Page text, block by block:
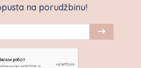
na porudžbinu!